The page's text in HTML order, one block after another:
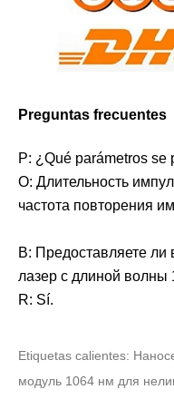
Preguntas frecuentes
P: ¿Qué parámetros se
О: Длительность
частота повторения
В: Предоставляете
лазер с длиной волны
R: Sí.
Etiquetas calientes:
модуль 1064 нм для